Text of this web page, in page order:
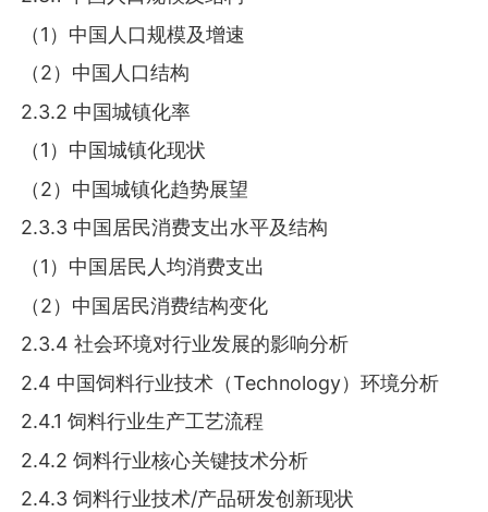
（1）中国人口规模及增速
（2）中国人口结构
2.3.2 中国城镇化率
（1）中国城镇化现状
（2）中国城镇化趋势展望
2.3.3 中国居民消费支出水平及结构
（1）中国居民人均消费支出
（2）中国居民消费结构变化
2.3.4 社会环境对行业发展的影响分析
2.4 中国饲料行业技术（Technology）环境分析
2.4.1 饲料行业生产工艺流程
2.4.2 饲料行业核心关键技术分析
2.4.3 饲料行业技术/产品研发创新现状